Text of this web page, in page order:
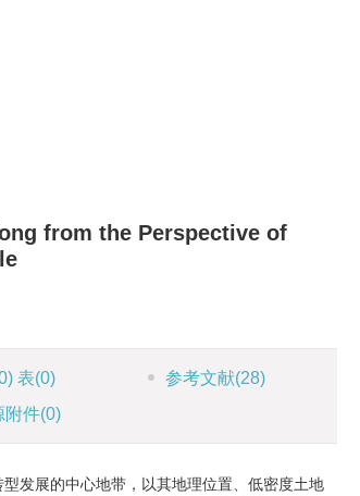
from the Perspective of
表(0) 参考文献(28)
附件(0)
发展的中心地带，以其地理位置、低密度土地